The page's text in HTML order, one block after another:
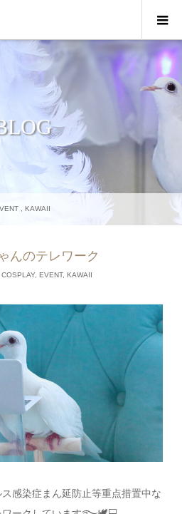
,KAWAII
んのテレワーク
COSPLAY, EVENT, KAWAII
感染症まん延防止等重点措置中な